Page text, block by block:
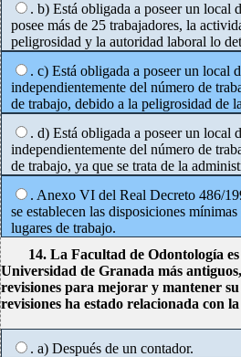
. b) Está obligada a poseer un local
posee más de 25 trabajadores, la
peligrosidad y la autoridad laboral lo
. c) Está obligada a poseer un local
independientemente del número de
de trabajo, debido a la peligrosidad de
. d) Está obligada a poseer un local
independientemente del número de
de trabajo, ya que se trata de la
. Anexo VI del Real Decreto 486/
se establecen las disposiciones
lugares de trabajo.
14. La Facultad de Odontología
Universidad de Granada más
revisiones para mejorar y mantener
revisiones ha estado relacionada con
. a) Después de un contador.